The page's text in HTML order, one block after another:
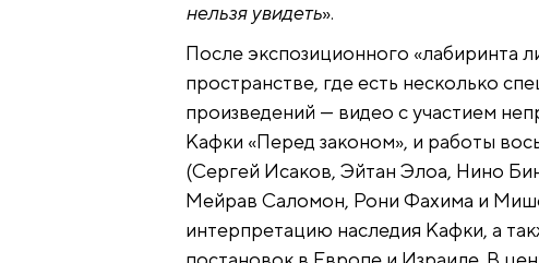
нельзя увидеть».
После экспозиционного «лабиринта
пространстве, где есть несколько
произведений — видео с участием
Кафки «Перед законом», и работы
(Сергей Исаков, Эйтан Элоа, Нино
Мейрав Саломон, Рони Фахима и
интерпретацию наследия Кафки, а